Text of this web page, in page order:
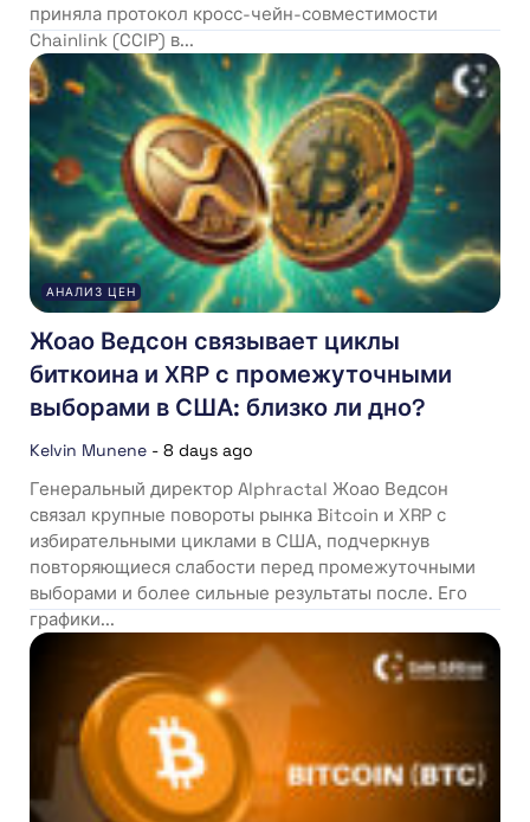
приняла протокол кросс-чейн-совместимости
Chainlink (CCIP) в...
АНАЛИЗ ЦЕН
Жоао Ведсон связывает циклы
биткоина и XRP с промежуточными
выборами в США: близко ли дно?
Kelvin Munene - 8 days ago
Генеральный директор Alphractal Жоао Ведсон
связал крупные повороты рынка Bitcoin и XRP с
избирательными циклами в США, подчеркнув
повторяющиеся слабости перед промежуточными
выборами и более сильные результаты после. Его
графики...